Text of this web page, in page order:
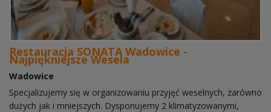
Restauracja SONATA Wadowice -
Najpiękniejsze Wesela
Wadowice
Specjalizujemy się w organizowaniu przyjęć weselnych, zarówno
dużych jak i mniejszych. Dysponujemy 2 klimatyzowanymi,